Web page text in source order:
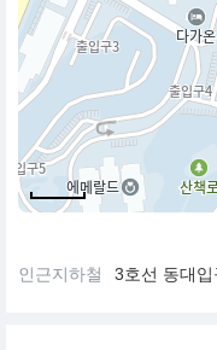
인근지하철 3호선 동대